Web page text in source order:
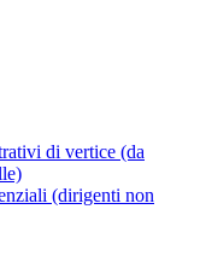
di vertice (da
(dirigenti non